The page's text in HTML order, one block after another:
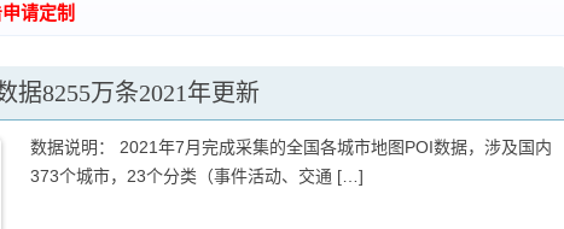
请定制
据8255万条2021年更新
数据说明： 2021年7月完成采集的全国各城市地图POI数据，涉及国内
373个城市，23个分类（事件活动、交通 […]